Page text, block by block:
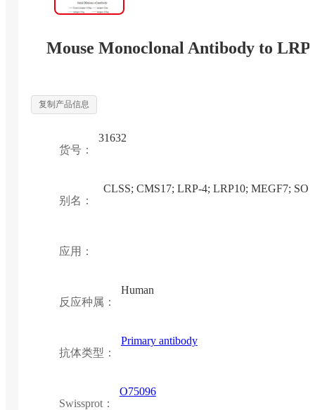
Mouse Monoclonal Antibody to
复制产品信息
货号：
31632
别名：
CLSS; CMS17; LRP-4; LRP10; MEGF7;
应用：
反应种属：
Human
抗体类型：
Primary antibody
Swissprot：
O75096